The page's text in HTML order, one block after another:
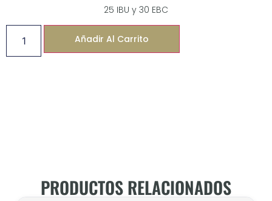
25 IBU y 30 EBC
Añadir Al Carrito
PRODUCTOS RELACIONADOS